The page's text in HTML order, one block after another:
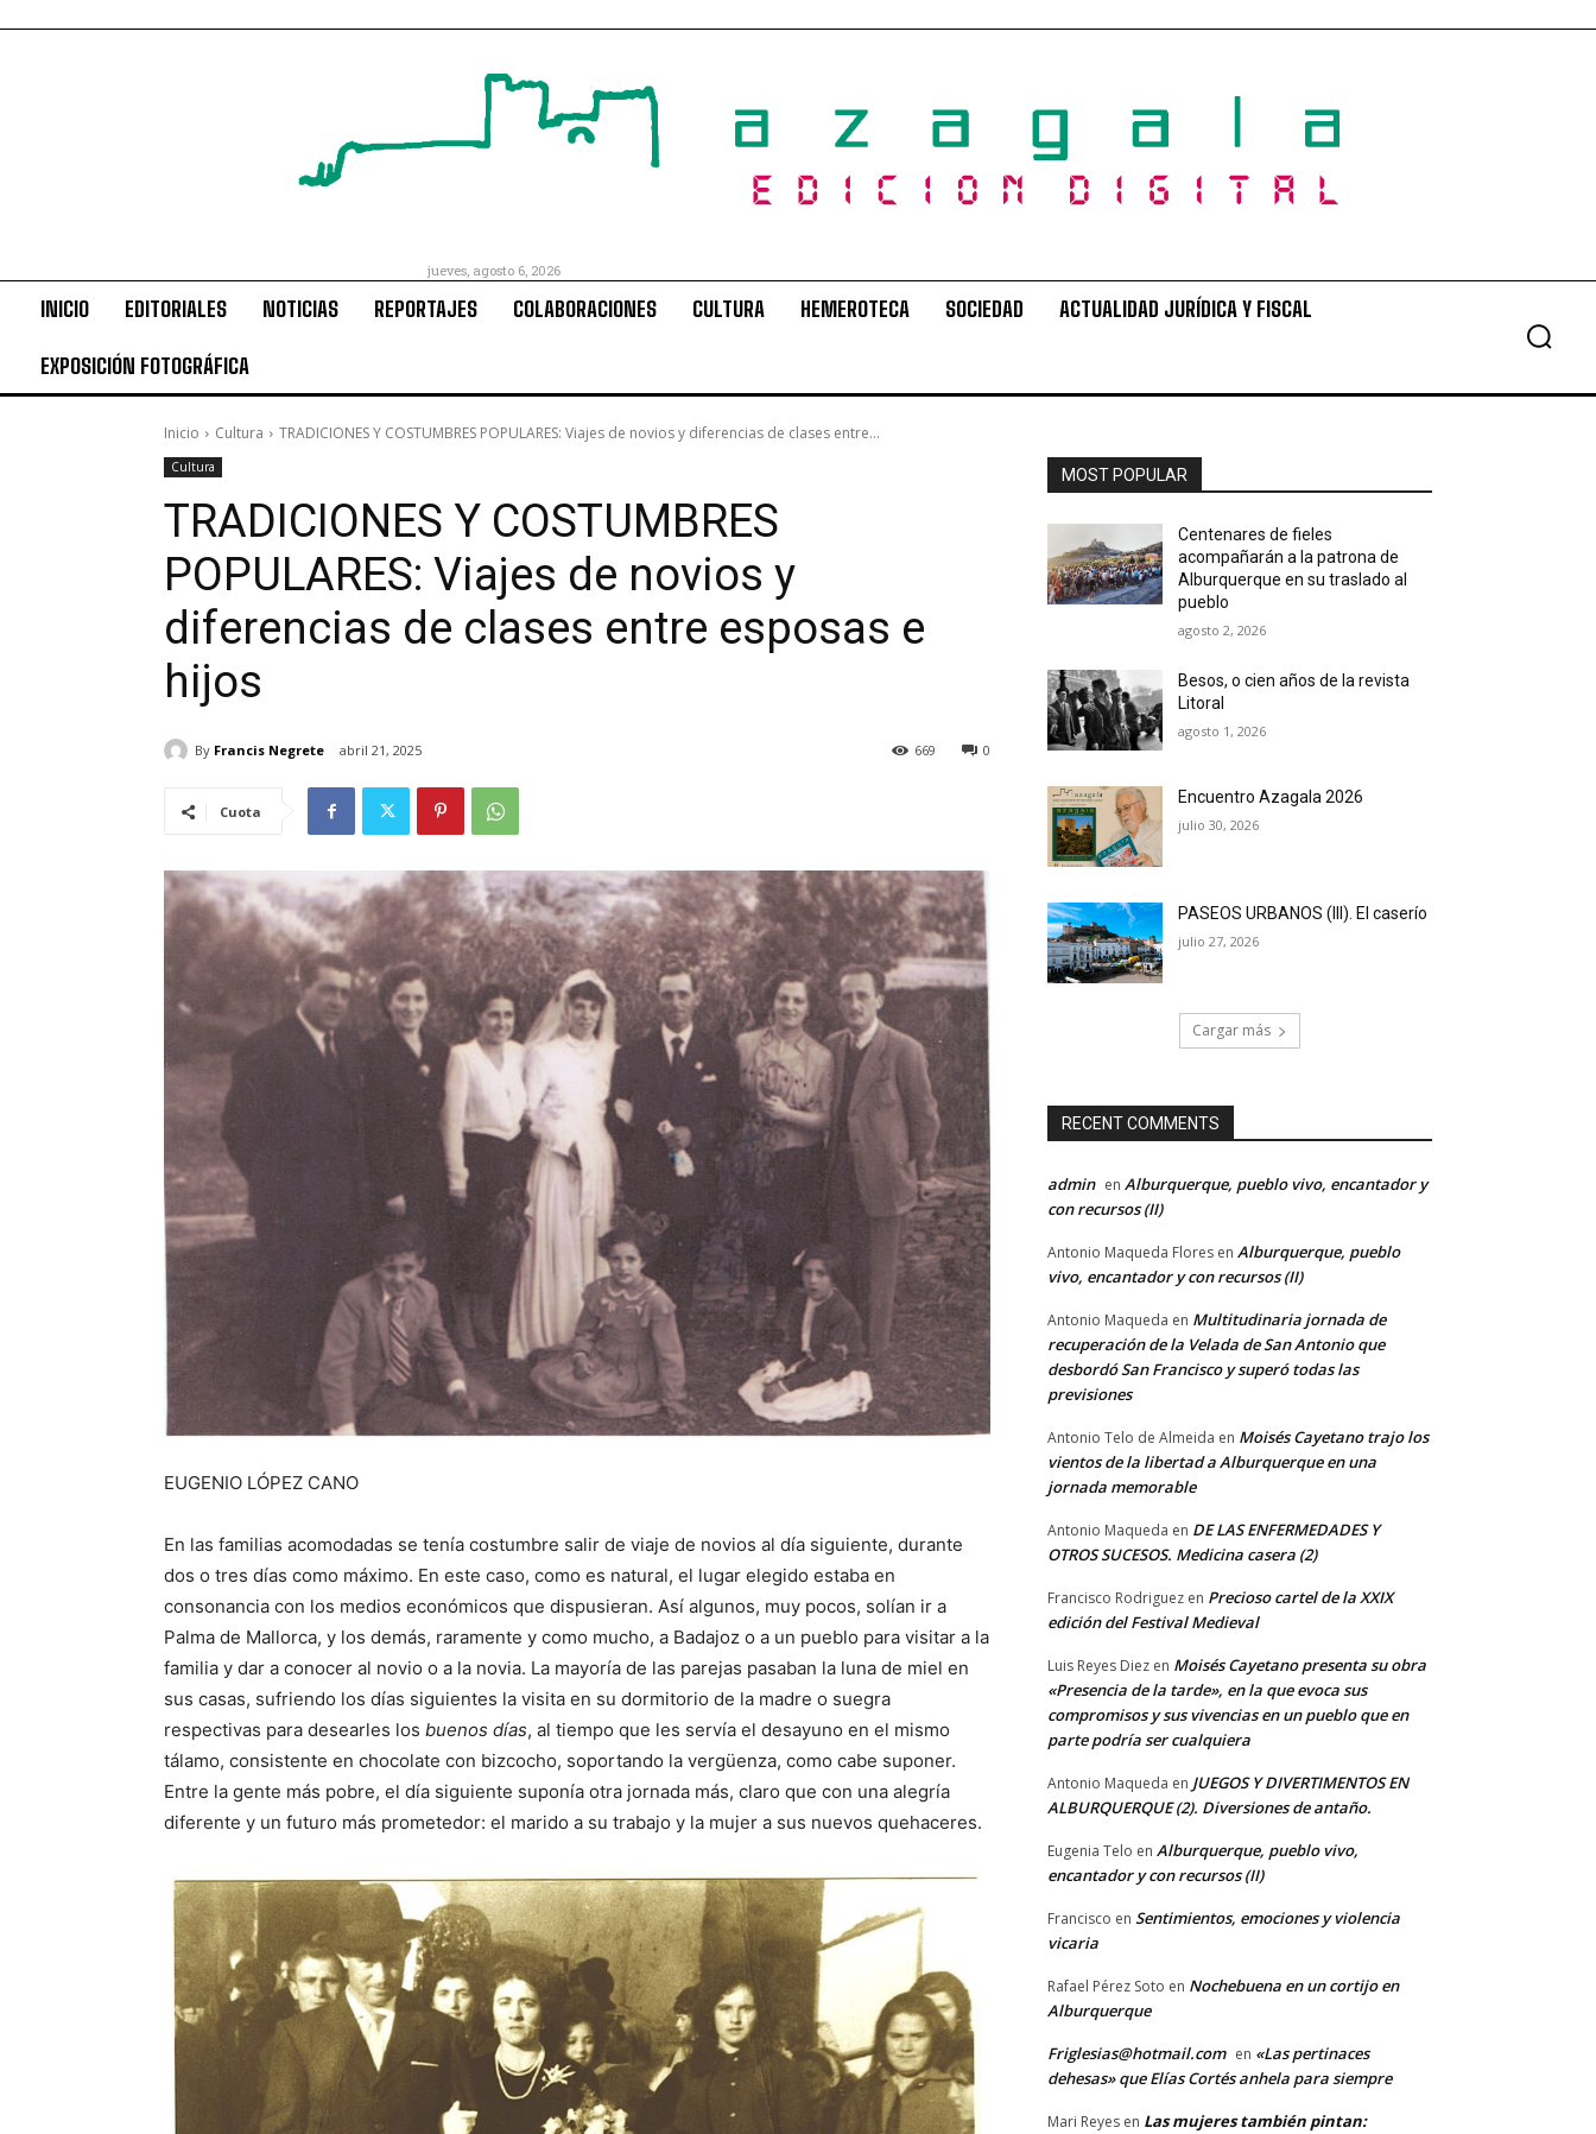
jueves, agosto 6, 2026
INICIO EDITORIALES NOTICIAS REPORTAJES COLABORACIONES CULTURA HEMEROTECA SOCIEDAD ACTUALIDAD JURÍDICA Y FISCAL
EXPOSICIÓN FOTOGRÁFICA
Inicio Cultura TRADICIONES Y COSTUMBRES POPULARES: Viajes de novios y diferencias de clases entre...
Cultura
TRADICIONES Y COSTUMBRES
POPULARES: Viajes de novios y
diferencias de clases entre esposas e
hijos
By Francis Negrete abril 21, 2025 0
669
Cuota
EUGENIO LÓPEZ CANO
En las familias acomodadas se tenía costumbre salir de viaje de novios al día siguiente, durante
dos o tres días como máximo. En este caso, como es natural, el lugar elegido estaba en
consonancia con los medios económicos que dispusieran. Así algunos, muy pocos, solían ir a
Palma de Mallorca, y los demás, raramente y como mucho, a Badajoz o a un pueblo para visitar a la
familia y dar a conocer al novio o a la novia. La mayoría de las parejas pasaban la luna de miel en
sus casas, sufriendo los días siguientes la visita en su dormitorio de la madre o suegra
respectivas para desearles los buenos días, al tiempo que les servía el desayuno en el mismo
tálamo, consistente en chocolate con bizcocho, soportando la vergüenza, como cabe suponer.
Entre la gente más pobre, el día siguiente suponía otra jornada más, claro que con una alegría
diferente y un futuro más prometedor: el marido a su trabajo y la mujer a sus nuevos quehaceres.
MOST POPULAR
Centenares de fieles
acompañarán a la patrona de
Alburquerque en su traslado al
pueblo
agosto 2, 2026
Besos, o cien años de la revista
Litoral
agosto 1, 2026
Encuentro Azagala 2026
julio 30, 2026
PASEOS URBANOS (III). El caserío
julio 27, 2026
Cargar más
RECENT COMMENTS
admin en Alburquerque, pueblo vivo, encantador y
con recursos (II)
Antonio Maqueda Flores en Alburquerque, pueblo
vivo, encantador y con recursos (II)
Antonio Maqueda en Multitudinaria jornada de
recuperación de la Velada de San Antonio que
desbordó San Francisco y superó todas las
previsiones
Antonio Telo de Almeida en Moisés Cayetano trajo los
vientos de la libertad a Alburquerque en una
jornada memorable
Antonio Maqueda en DE LAS ENFERMEDADES Y
OTROS SUCESOS. Medicina casera (2)
Francisco Rodriguez en Precioso cartel de la XXIX
edición del Festival Medieval
Luis Reyes Diez en Moisés Cayetano presenta su obra
«Presencia de la tarde», en la que evoca sus
compromisos y sus vivencias en un pueblo que en
parte podría ser cualquiera
Antonio Maqueda en JUEGOS Y DIVERTIMENTOS EN
ALBURQUERQUE (2). Diversiones de antaño.
Eugenia Telo en Alburquerque, pueblo vivo,
encantador y con recursos (II)
Francisco en Sentimientos, emociones y violencia
vicaria
Rafael Pérez Soto en Nochebuena en un cortijo en
Alburquerque
Friglesias@hotmail.com en «Las pertinaces
dehesas» que Elías Cortés anhela para siempre
Mari Reyes en Las mujeres también pintan: